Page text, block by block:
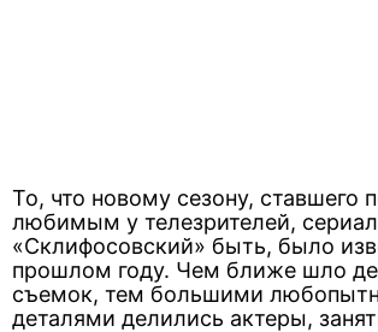
То, что новому сезону, ставшего
любимым у телезрителей,
«Склифосовский» быть, было
прошлом году. Чем ближе шло
съемок, тем большими
деталями делились актеры,